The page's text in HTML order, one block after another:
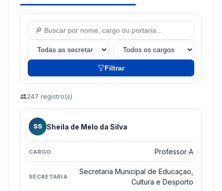
Filtrar
247 registro(s)
SS Sheila de Melo da Silva
Professor A
Secretaria Municipal de Educaçao,
Cultura e Desporto